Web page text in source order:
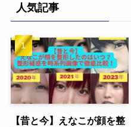
人気記事
【昔と今】えなこが顔を整